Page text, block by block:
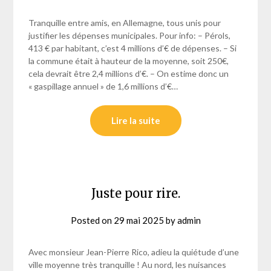
Tranquille entre amis, en Allemagne, tous unis pour
justifier les dépenses municipales. Pour info: – Pérols,
413 € par habitant, c’est 4 millions d’€ de dépenses. – Si
la commune était à hauteur de la moyenne, soit 250€,
cela devrait être 2,4 millions d’€. – On estime donc un
« gaspillage annuel » de 1,6 millions d’€…
Lire la suite
Juste pour rire.
Posted on 29 mai 2025 byadmin
Avec monsieur Jean-Pierre Rico, adieu la quiétude d’une
ville moyenne très tranquille ! Au nord, les nuisances